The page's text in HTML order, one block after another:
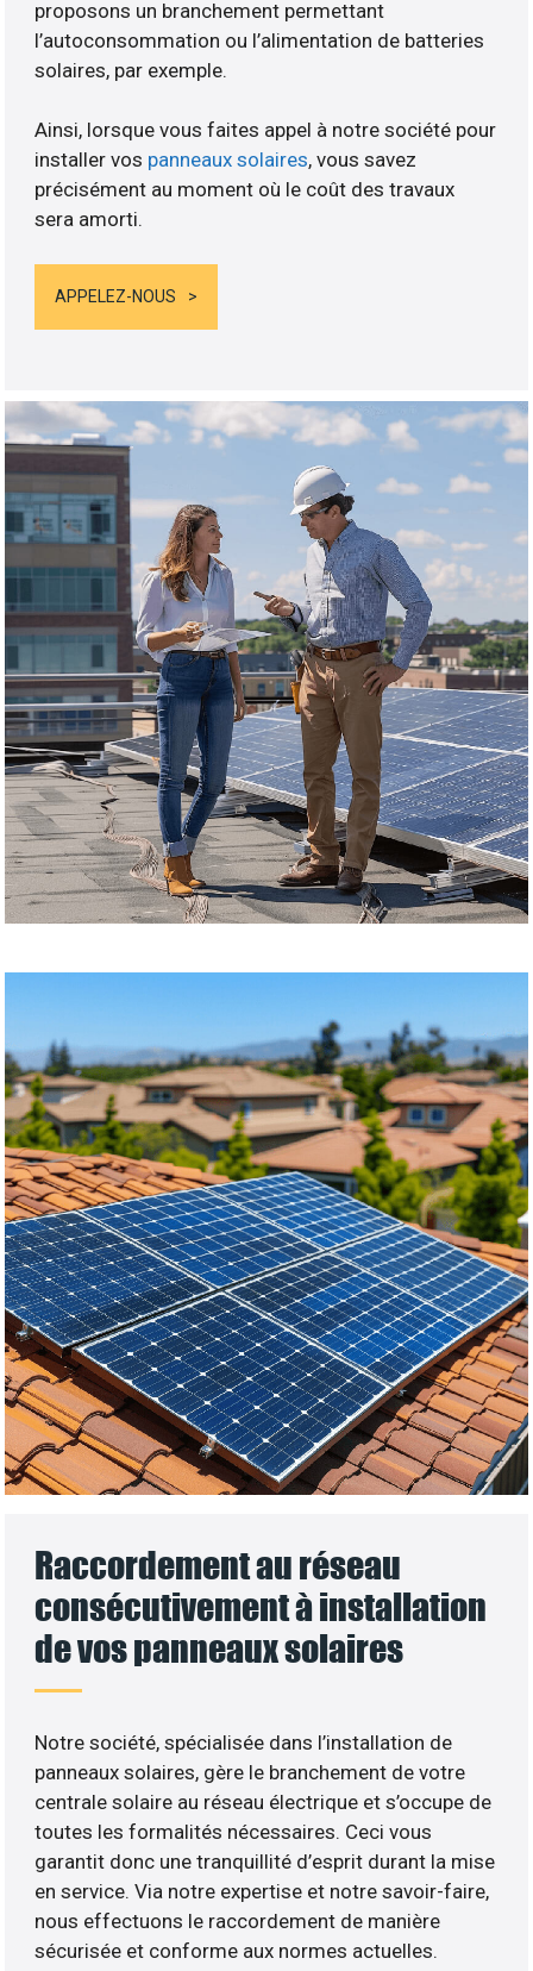
proposons un branchement permettant
l’autoconsommation ou l’alimentation de batteries
solaires, par exemple.
Ainsi, lorsque vous faites appel à notre société pour
installer vos panneaux solaires, vous savez
précisément au moment où le coût des travaux
sera amorti.
APPELEZ-NOUS
Raccordement au réseau
consécutivement à installation
de vos panneaux solaires
Notre société, spécialisée dans l’installation de
panneaux solaires, gère le branchement de votre
centrale solaire au réseau électrique et s’occupe de
toutes les formalités nécessaires. Ceci vous
garantit donc une tranquillité d’esprit durant la mise
en service. Via notre expertise et notre savoir-faire,
nous effectuons le raccordement de manière
sécurisée et conforme aux normes actuelles.